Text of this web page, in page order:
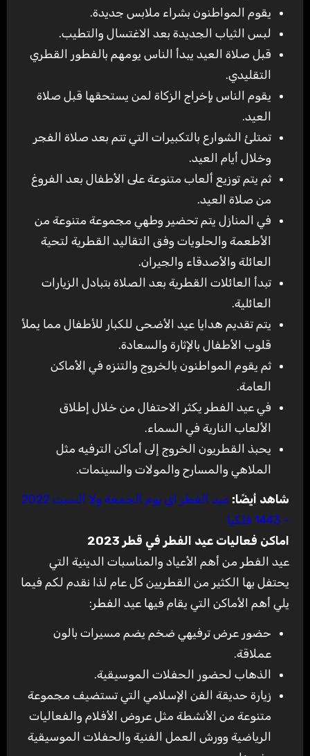
يقوم المواطنون بشراء ملابس جديدة.
لبس الثياب الجديدة بعد الاغتسال والتطيب.
قبل صلاة العيد يبدأ الناس يومهم بالفطور القطري
التقليدي.
يقوم الناس بإخراج الزكاة لمن يستحقها قبل صلاة
العيد.
تمتلئ الشوارع بالتكبيرات التي تتم بعد صلاة الفجر
وخلال أيام العيد.
ثم يتم توزيع ألعاب متنوعة على الأطفال بعد الفروغ
من صلاة العيد.
في المنازل يتم تحضير وطهي مجموعة متنوعة من
الأطعمة والحلويات وفق التقاليد القطرية لتحية
العائلة والأصدقاء والجيران.
تبدأ العائلات القطرية بعد الصلاة بتبادل الزيارات
العائلية.
يتم تقديم هدايا عيد الأضحى للكبار للأطفال مما يملأ
قلوب الأطفال بالإثارة والسعادة.
ثم يقوم المواطنون بالخروج والتنزه في الأماكن
العامة.
في عيد الفطر يكثر الاحتفال من خلال إطلاق
الألعاب النارية في السماء.
يحبذ القطريون الخروج إلى أماكن الترفيه مثل
الملاهي والمسارح والمولات والسينمات.
شاهد أيضًا:
عيد الفطر اي يوم الجمعة ولا السبت 2022
– 1443 فلكيا
اماكن فعاليات عيد الفطر في قطر 2023
عيد الفطر من أهم الأعياد والمناسبات الدينية التي
يحتفل بها الكثير من القطريين كل عام لذا نقدم لكم فيما
يلي أهم الأماكن التي يقام فيها عيد الفطر :
حضور عرض ترفيهي ضخم يضم مسيرات بالون
عملاقة.
الذهاب لحضور الحفلات الموسيقية.
زيارة حديقة الفن الإسلامي التي تستضيف مجموعة
متنوعة من الأنشطة مثل عروض الأفلام والفعاليات
الرياضية وورش العمل الفنية والحفلات الموسيقية